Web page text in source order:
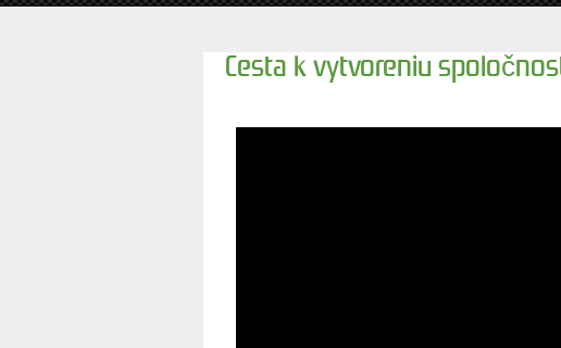
Cesta k vytvoreniu